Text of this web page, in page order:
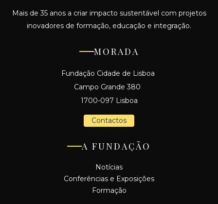
Mais de 35 anos a criar impacto sustentável com projetos
inovadores de formação, educação e integração.
MORADA
Fundação Cidade de Lisboa
Campo Grande 380
1700-097 Lisboa
Contactos
A FUNDAÇÃO
Notícias
Conferências e Exposições
Formação